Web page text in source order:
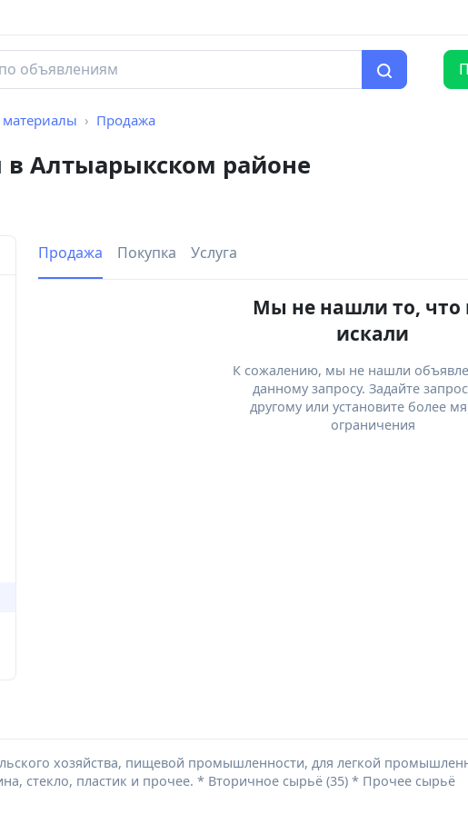
Продажа
Алтыарыкском районе
Продажа Покупка Услуга
Мы не нашли то, что
искали
К сожалению, мы не нашли
данному запросу. Задайте
другому или установите более
ограничения
хозяйства, пищевой промышленности, для легкой
стекло, пластик и прочее. * Вторичное сырьё (35) * Прочее сырьё